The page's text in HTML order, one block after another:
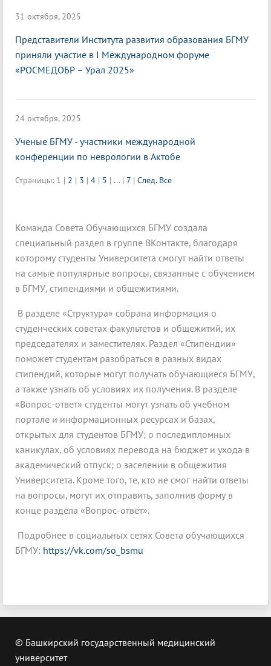
31 октября, 2025
Представители Института развития образования БГМУ
приняли участие в I Международном форуме
«РОСМЕДОБР – Урал 2025»
24 октября, 2025
Ученые БГМУ - участники международной
конференции по неврологии в Актобе
Страницы: 1 | 2 | 3 | 4 | 5 | ... | 7 | След. Все
Команда Совета Обучающихся БГМУ создала
специальный раздел в группе ВКонтакте, благодаря
которому студенты Университета смогут найти ответы
на самые популярные вопросы, связанные с обучением
в БГМУ, стипендиями и общежитиями.
В разделе «Структура» собрана информация о
студенческих советах факультетов и общежитий, их
председателях и заместителях. Раздел «Стипендии»
поможет студентам разобраться в разных видах
стипендий, которые могут получать обучающиеся БГМУ,
а также узнать об условиях их получения. В разделе
«Вопрос-ответ» студенты могут узнать об учебном
портале и информационных ресурсах и базах,
открытых для студентов БГМУ; о последипломных
каникулах, об условиях перевода на бюджет и ухода в
академический отпуск; о заселении в общежития
Университета. Кроме того, те, кто не смог найти ответы
на вопросы, могут их отправить, заполнив форму в
конце раздела «Вопрос-ответ».
Подробнее в социальных сетях Совета обучающихся
БГМУ: https://vk.com/so_bsmu
© Башкирский государственный медицинский
университет